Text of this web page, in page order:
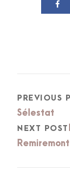
PREVIOUS
Sélestat
NEXT POST
Remiremont